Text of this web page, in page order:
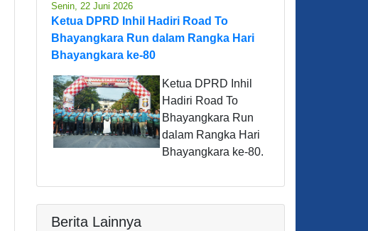
Senin, 22 Juni 2026
Ketua DPRD Inhil Hadiri Road To
Bhayangkara Run dalam Rangka Hari
Bhayangkara ke-80
Ketua DPRD Inhil
Hadiri Road To
Bhayangkara Run
dalam Rangka Hari
Bhayangkara ke-80.
Berita Lainnya